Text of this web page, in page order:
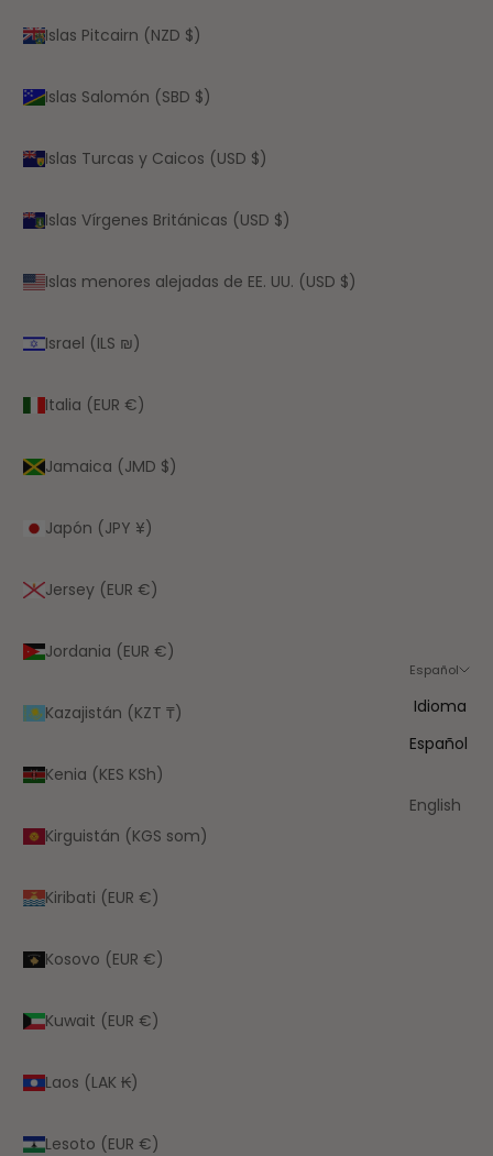
Islas Pitcairn (NZD $)
Islas Salomón (SBD $)
Islas Turcas y Caicos (USD $)
Islas Vírgenes Británicas (USD $)
Islas menores alejadas de EE. UU. (USD $)
Israel (ILS ₪)
Italia (EUR €)
Jamaica (JMD $)
Japón (JPY ¥)
Jersey (EUR €)
Jordania (EUR €)
Kazajistán (KZT ₸)
Kenia (KES KSh)
Kirguistán (KGS som)
Kiribati (EUR €)
Kosovo (EUR €)
Kuwait (EUR €)
Laos (LAK ₭)
Lesoto (EUR €)
Español
Idioma
Español
English